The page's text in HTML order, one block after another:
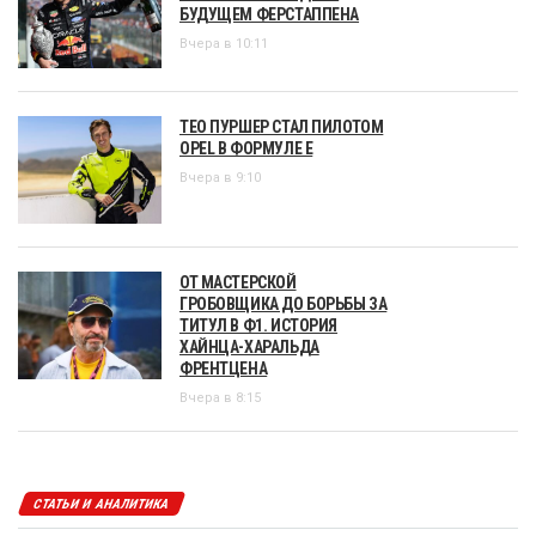
БУДУЩЕМ ФЕРСТАППЕНА
Вчера в 10:11
ТЕО ПУРШЕР СТАЛ ПИЛОТОМ
OPEL В ФОРМУЛЕ Е
Вчера в 9:10
ОТ МАСТЕРСКОЙ
ГРОБОВЩИКА ДО БОРЬБЫ ЗА
ТИТУЛ В Ф1. ИСТОРИЯ
ХАЙНЦА-ХАРАЛЬДА
ФРЕНТЦЕНА
Вчера в 8:15
СТАТЬИ И АНАЛИТИКА